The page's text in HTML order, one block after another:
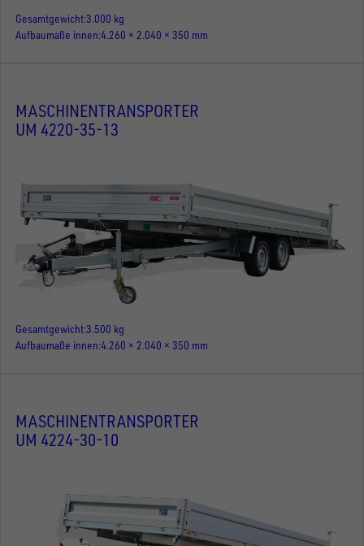
Gesamtgewicht3.000 kg
Aufbaumaße innen 4.260 × 2.040 × 350 mm
MASCHINENTRANSPORTER
UM 4220-35-13
Gesamtgewicht3.500 kg
Aufbaumaße innen 4.260 × 2.040 × 350 mm
MASCHINENTRANSPORTER
UM 4224-30-10